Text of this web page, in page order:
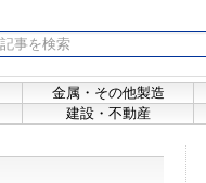
金属・その他製造
建設・不動産